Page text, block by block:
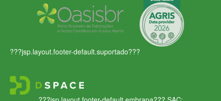
???jsp.layout.footer-default.suportado???